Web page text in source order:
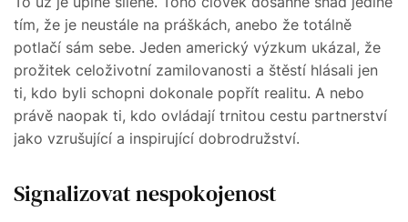
tím, že je neustále na práškách, anebo že totálně
potlačí sám sebe. Jeden americký výzkum ukázal, že
prožitek celoživotní zamilovanosti a štěstí hlásali jen
ti, kdo byli schopni dokonale popřít realitu. A nebo
právě naopak ti, kdo ovládají trnitou cestu partnerství
jako vzrušující a inspirující dobrodružství.
Signalizovat nespokojenost